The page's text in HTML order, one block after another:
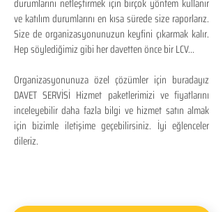
durumlarını netleştirmek için birçok yöntem kullanır
ve katılım durumlarını en kısa sürede size raporlarız.
Size de organizasyonunuzun keyfini çıkarmak kalır.
Hep söylediğimiz gibi her davetten önce bir LCV...
Organizasyonunuza özel çözümler için buradayız
DAVET SERVİSİ Hizmet paketlerimizi ve fiyatlarını
inceleyebilir daha fazla bilgi ve hizmet satın almak
için bizimle iletişime geçebilirsiniz. İyi eğlenceler
dileriz.